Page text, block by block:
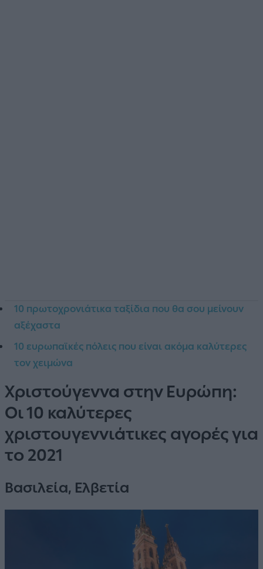
10 πρωτοχρονιάτικα ταξίδια που θα σου μείνουν
αξέχαστα
10 ευρωπαϊκές πόλεις που είναι ακόμα καλύτερες
τον χειμώνα
Χριστούγεννα στην Ευρώπη:
Οι 10 καλύτερες
χριστουγεννιάτικες αγορές για
το 2021
Βασιλεία, Ελβετία